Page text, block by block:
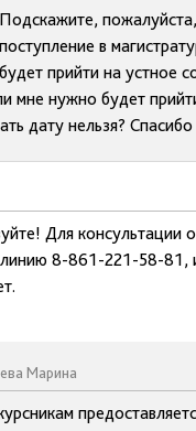
Подскажите,
в
прийти на устное
мне нужно будет
дату нельзя? Спасибо
Для консультации
8-861-221-58-81,
Марина